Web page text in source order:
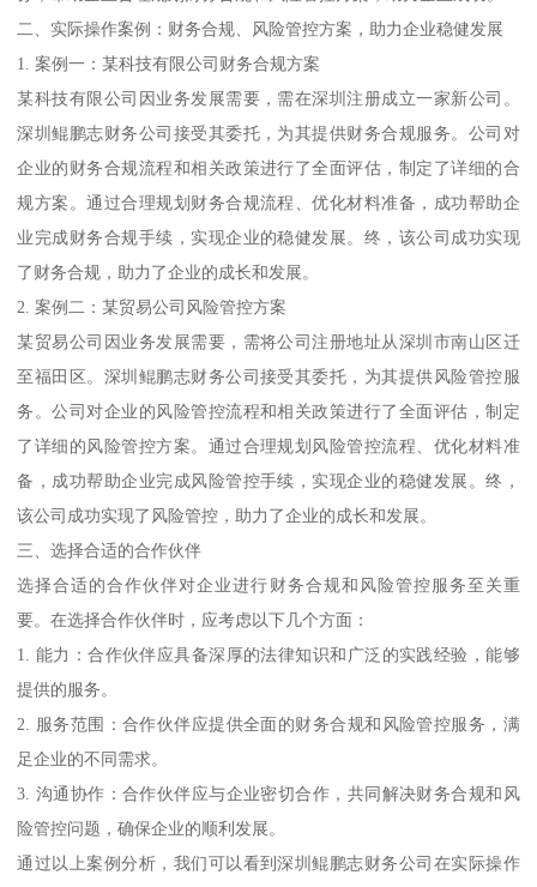
二、实际操作案例：财务合规、风险管控方案，助力企业稳健发展
1. 案例一：某科技有限公司财务合规方案
某科技有限公司因业务发展需要，需在深圳注册成立一家新公司。
深圳鲲鹏志财务公司接受其委托，为其提供财务合规服务。公司对
企业的财务合规流程和相关政策进行了全面评估，制定了详细的合
规方案。通过合理规划财务合规流程、优化材料准备，成功帮助企
业完成财务合规手续，实现企业的稳健发展。终，该公司成功实现
了财务合规，助力了企业的成长和发展。
2. 案例二：某贸易公司风险管控方案
某贸易公司因业务发展需要，需将公司注册地址从深圳市南山区迁
至福田区。深圳鲲鹏志财务公司接受其委托，为其提供风险管控服
务。公司对企业的风险管控流程和相关政策进行了全面评估，制定
了详细的风险管控方案。通过合理规划风险管控流程、优化材料准
备，成功帮助企业完成风险管控手续，实现企业的稳健发展。终，
该公司成功实现了风险管控，助力了企业的成长和发展。
三、选择合适的合作伙伴
选择合适的合作伙伴对企业进行财务合规和风险管控服务至关重
要。在选择合作伙伴时，应考虑以下几个方面：
1. 能力：合作伙伴应具备深厚的法律知识和广泛的实践经验，能够
提供的服务。
2. 服务范围：合作伙伴应提供全面的财务合规和风险管控服务，满
足企业的不同需求。
3. 沟通协作：合作伙伴应与企业密切合作，共同解决财务合规和风
险管控问题，确保企业的顺利发展。
通过以上案例分析，我们可以看到深圳鲲鹏志财务公司在实际操作